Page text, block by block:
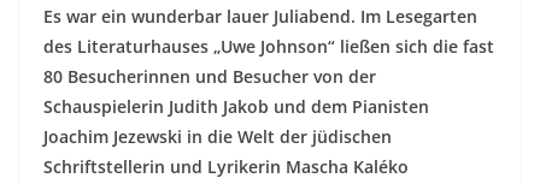
Es war ein wunderbar lauer Juliabend. Im Lesegarten
des Literaturhauses „Uwe Johnson“ ließen sich die fast
80 Besucherinnen und Besucher von der
Schauspielerin Judith Jakob und dem Pianisten
Joachim Jezewski in die Welt der jüdischen
Schriftstellerin und Lyrikerin Mascha Kaléko